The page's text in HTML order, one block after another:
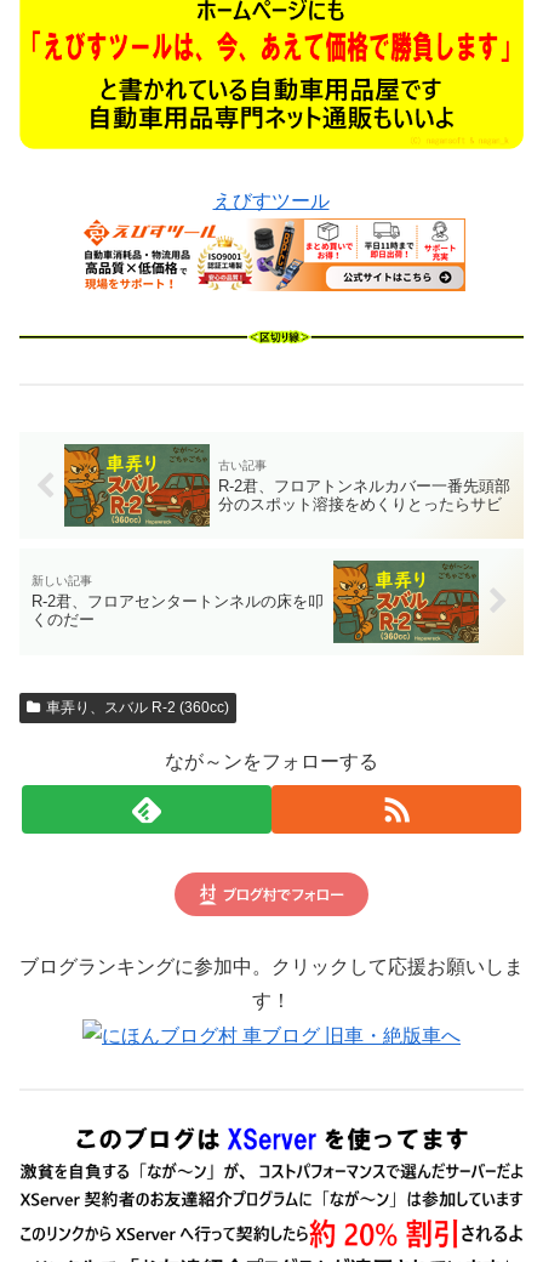
えびすツール
R-2君、フロアトンネルカバー一番先頭部
分のスポット溶接をめくりとったらサビ
R-2君、フロアセンタートンネルの床を叩
くのだー
車弄り、スバル R-2 (360cc)
なが～ンをフォローする
ブログランキングに参加中。クリックして応援お願いしま
す！